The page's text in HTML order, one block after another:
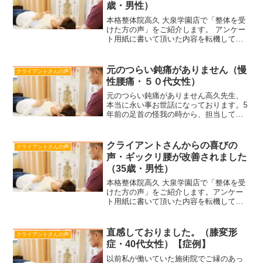
歳・男性）
本格整体院高久 大泉学園店で「整体を受
けた方の声」をご紹介します。 アンケー
ト用紙に書いて頂いた内容を転機してお
保護するため、ご記入頂いたお名前はア
ルファベットの頭文...
クライアントさんの声
元のつらい鈍痛がありません（慢
性腰痛・５０代女性）
元のつらい鈍痛がありません高久先生、
本当に永い事お世話になっております。5
年前の足首の怪我の時から、担当して診
される事を伺っていましたので、心待ち
にしておりました所、偶...
クライアントさんの声
クライアントさんからの喜びの
声・ギックリ腰が改善されました
（35歳・男性）
本格整体院高久 大泉学園店で「整体を受
けた方の声」をご紹介します。アンケー
ト用紙に書いて頂いた内容を転機してお
保護するため、ご記入頂いたお名前はア
ルファベットの頭文字ま...
クライアントさんの声
直感しておりました。（膝変形
症・40代女性）【症例】
以前私が働いていた施術院でご縁のあっ